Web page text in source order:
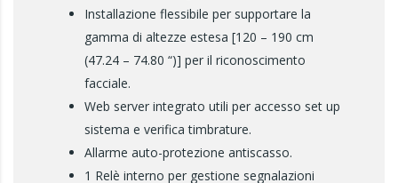
Installazione flessibile per supportare la
gamma di altezze estesa [120 – 190 cm
(47.24 – 74.80 “)] per il riconoscimento
facciale.
Web server integrato utili per accesso set up
sistema e verifica timbrature.
Allarme auto-protezione antiscasso.
1 Relè interno per gestione segnalazioni